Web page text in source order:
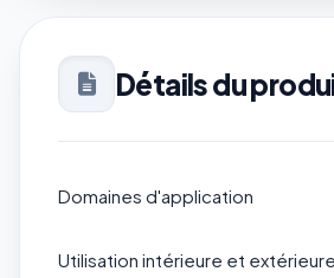
Détails du
Domaines d'application
Utilisation intérieure et